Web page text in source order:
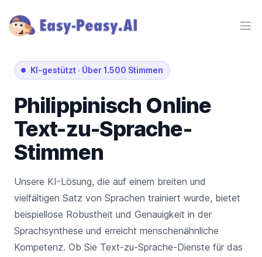
KI-gestützt · Über 1.500 Stimmen
Philippinisch Online
Text-zu-Sprache-
Stimmen
Unsere KI-Lösung, die auf einem breiten und
vielfältigen Satz von Sprachen trainiert wurde, bietet
beispiellose Robustheit und Genauigkeit in der
Sprachsynthese und erreicht menschenähnliche
Kompetenz. Ob Sie Text-zu-Sprache-Dienste für das